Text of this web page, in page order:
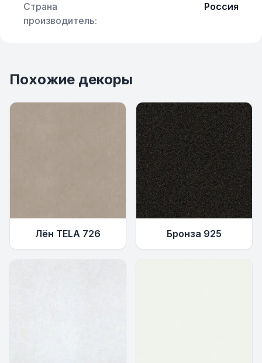
Страна
производитель:
Россия
Похожие декоры
Лён TELA 726 Бронза 925